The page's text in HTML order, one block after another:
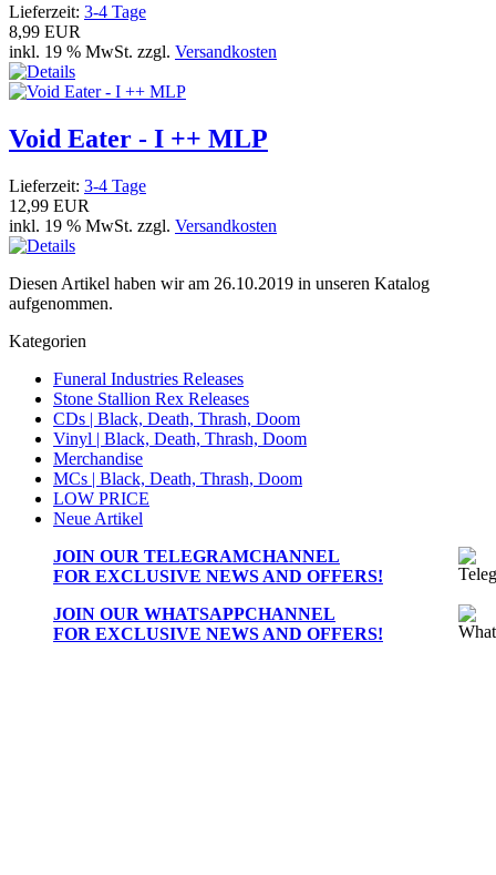
Lieferzeit: 3-4 Tage
8,99 EUR
inkl. 19 % MwSt. zzgl. Versandkosten
Void Eater - I ++ MLP
Lieferzeit: 3-4 Tage
12,99 EUR
inkl. 19 % MwSt. zzgl. Versandkosten
Diesen Artikel haben wir am 26.10.2019 in unseren Katalog
aufgenommen.
Kategorien
Funeral Industries Releases
Stone Stallion Rex Releases
CDs | Black, Death, Thrash, Doom
Vinyl | Black, Death, Thrash, Doom
Merchandise
MCs | Black, Death, Thrash, Doom
LOW PRICE
Neue Artikel
JOIN OUR TELEGRAMCHANNEL
FOR EXCLUSIVE NEWS AND OFFERS!
JOIN OUR WHATSAPPCHANNEL
FOR EXCLUSIVE NEWS AND OFFERS!